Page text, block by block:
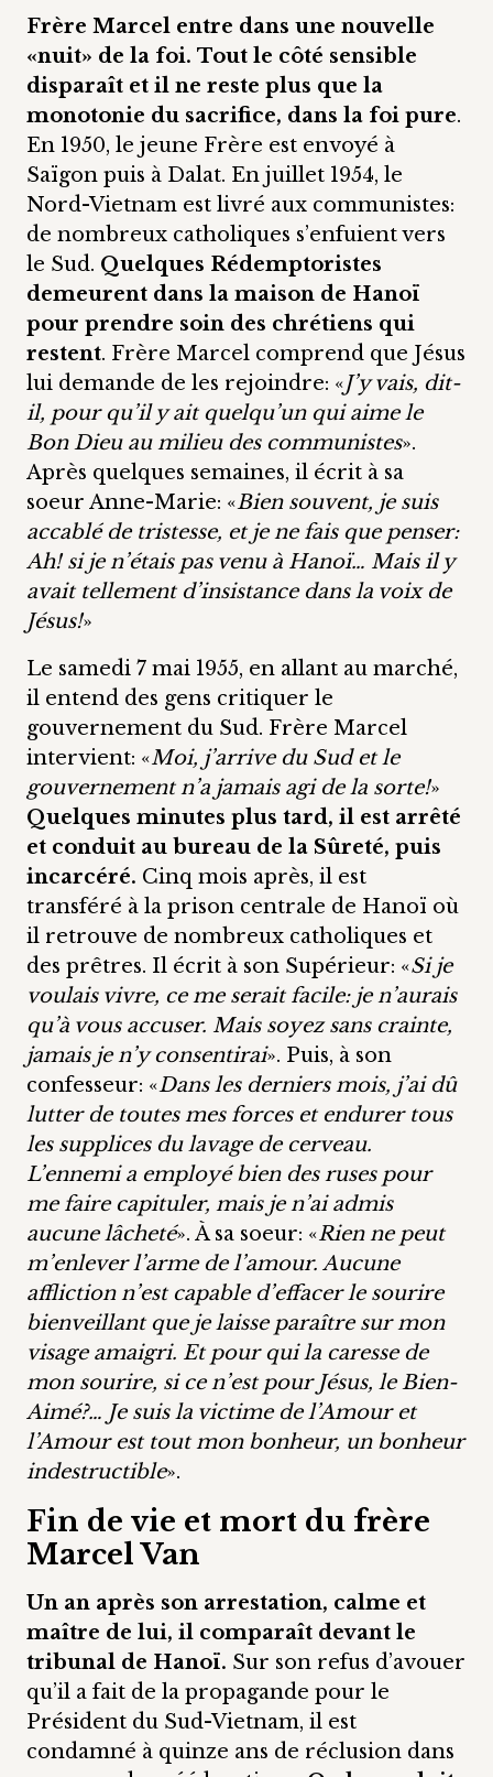
Frère Marcel entre dans une nouvelle
«nuit» de la foi. Tout le côté sensible
disparaît et il ne reste plus que la
monotonie du sacrifice, dans la foi pure.
En 1950, le jeune Frère est envoyé à
Saïgon puis à Dalat. En juillet 1954, le
Nord-Vietnam est livré aux communistes:
de nombreux catholiques s’enfuient vers
le Sud. Quelques Rédemptoristes
demeurent dans la maison de Hanoï
pour prendre soin des chrétiens qui
restent. Frère Marcel comprend que Jésus
lui demande de les rejoindre: «J’y vais, dit-
il, pour qu’il y ait quelqu’un qui aime le
Bon Dieu au milieu des communistes».
Après quelques semaines, il écrit à sa
soeur Anne-Marie: «Bien souvent, je suis
accablé de tristesse, et je ne fais que penser:
Ah! si je n’étais pas venu à Hanoï… Mais il y
avait tellement d’insistance dans la voix de
Jésus!»
Le samedi 7 mai 1955, en allant au marché,
il entend des gens critiquer le
gouvernement du Sud. Frère Marcel
intervient: «Moi, j’arrive du Sud et le
gouvernement n’a jamais agi de la sorte!»
Quelques minutes plus tard, il est arrêté
et conduit au bureau de la Sûreté, puis
incarcéré. Cinq mois après, il est
transféré à la prison centrale de Hanoï où
il retrouve de nombreux catholiques et
des prêtres. Il écrit à son Supérieur: «Si je
voulais vivre, ce me serait facile: je n’aurais
qu’à vous accuser. Mais soyez sans crainte,
jamais je n’y consentirai». Puis, à son
confesseur: «Dans les derniers mois, j’ai dû
lutter de toutes mes forces et endurer tous
les supplices du lavage de cerveau.
L’ennemi a employé bien des ruses pour
me faire capituler, mais je n’ai admis
aucune lâcheté». À sa soeur: «Rien ne peut
m’enlever l’arme de l’amour. Aucune
affliction n’est capable d’effacer le sourire
bienveillant que je laisse paraître sur mon
visage amaigri. Et pour qui la caresse de
mon sourire, si ce n’est pour Jésus, le Bien-
Aimé?… Je suis la victime de l’Amour et
l’Amour est tout mon bonheur, un bonheur
indestructible».
Fin de vie et mort du frère
Marcel Van
Un an après son arrestation, calme et
maître de lui, il comparaît devant le
tribunal de Hanoï. Sur son refus d’avouer
qu’il a fait de la propagande pour le
Président du Sud-Vietnam, il est
condamné à quinze ans de réclusion dans